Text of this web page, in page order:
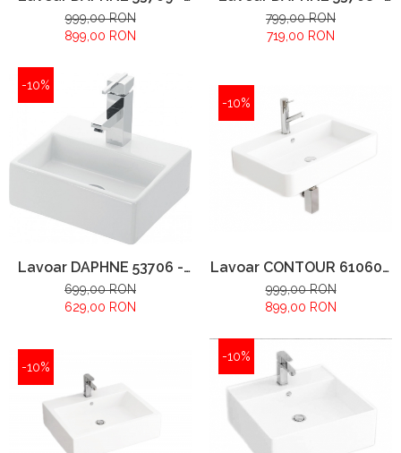
500x420x140mm
999,00 RON
899,00 RON
430x360x140mm
799,00 RON
719,00 RON
-10%
Lavoar DAPHNE 53706 -
330x280x115mm
699,00 RON
629,00 RON
-10%
Lavoar CONTOUR 61060 -
600x400x120mm
999,00 RON
899,00 RON
-10%
-10%